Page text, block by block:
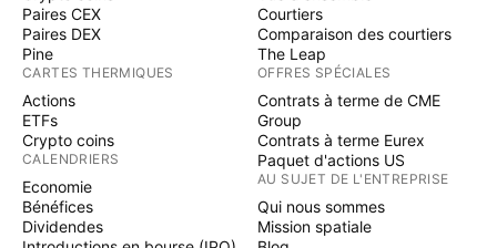
Paires CEX
Paires DEX
Pine
CARTES THERMIQUES
Actions
ETFs
Crypto coins
CALENDRIERS
Economie
Bénéfices
Dividendes
Courtiers
Comparaison des courtiers
The Leap
OFFRES SPÉCIALES
Contrats à terme de CME
Group
Contrats à terme Eurex
Paquet d'actions US
AU SUJET DE L'ENTREPRISE
Qui nous sommes
Mission spatiale